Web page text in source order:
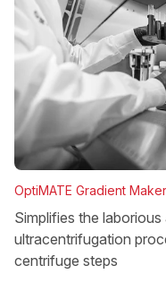
OptiMATE Gradient Maker
Simplifies the
ultracentrifugation
centrifuge steps